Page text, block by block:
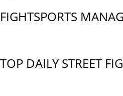
FIGHTSPORTS
TOP DAILY STREET